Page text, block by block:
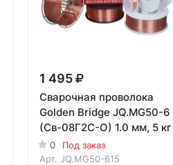
1 495
Сварочная проволока
Golden Bridge JQ.MG50-6
(Св-08Г2С-О) 1.0 мм, 5 кг
0
Под заказ
Арт. JQ.MG50-615